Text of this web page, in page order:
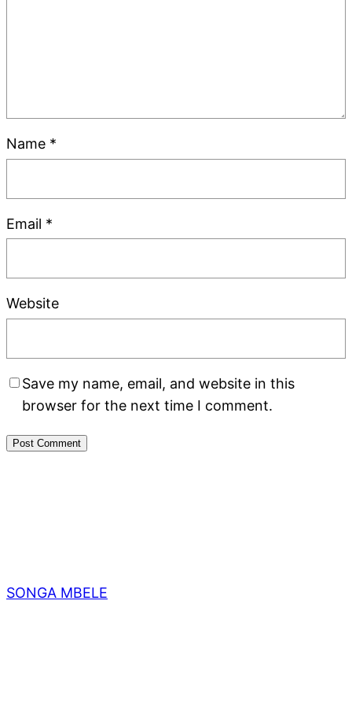
Name *
Email *
Website
Save my name, email, and website in this
browser for the next time I comment.
SONGA MBELE